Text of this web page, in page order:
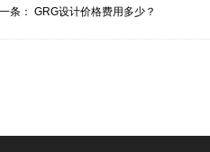
条： GRG设计价格费用多少？